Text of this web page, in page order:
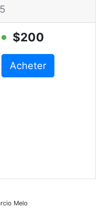
$200
Acheter
Melo